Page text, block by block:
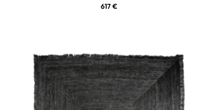
617€